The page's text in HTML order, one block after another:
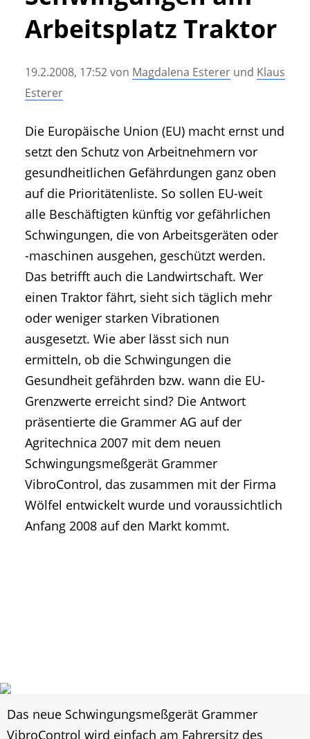
• Geschichte und Geschichten
• Messen und Veranstaltungen
• Agritechnica Neuheiten Archiv
• Artikel nach Hersteller/Marke
Arbeitsplatz Traktor
19.2.2008, 17:52von Magdalena Esterer und Klaus
Esterer
Die Europäische Union (EU) macht ernst und
setzt den Schutz von Arbeitnehmern vor
gesundheitlichen Gefährdungen ganz oben
auf die Prioritätenliste. So sollen EU-weit
alle Beschäftigten künftig vor gefährlichen
Schwingungen, die von Arbeitsgeräten oder
-maschinen ausgehen, geschützt werden.
Das betrifft auch die Landwirtschaft. Wer
einen Traktor fährt, sieht sich täglich mehr
oder weniger starken Vibrationen
ausgesetzt. Wie aber lässt sich nun
ermitteln, ob die Schwingungen die
Gesundheit gefährden bzw. wann die EU-
Grenzwerte erreicht sind? Die Antwort
präsentierte die Grammer AG auf der
Agritechnica 2007 mit dem neuen
Schwingungsmeßgerät Grammer
VibroControl, das zusammen mit der Firma
Wölfel entwickelt wurde und voraussichtlich
Anfang 2008 auf den Markt kommt.
Das neue Schwingungsmeßgerät Grammer
VibroControl wird einfach am Fahrersitz des